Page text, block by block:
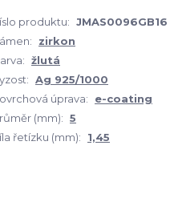
produktu: JMAS0096GB16
zirkon
žlutá
Ag 925/1000
úprava:
e-coating
(mm): 5
řetízku (mm):
1,45